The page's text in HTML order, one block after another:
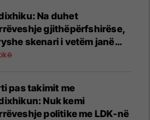
Na duhet
gjithëpërfshirëse,
skenari i vetëm janë
pas takimit me
Nuk kemi
politike me LDK-në